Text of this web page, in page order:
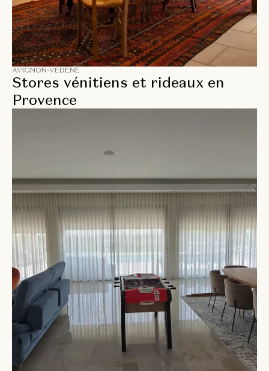
AVIGNON-VEDÈNE
Stores vénitiens et rideaux en
Provence